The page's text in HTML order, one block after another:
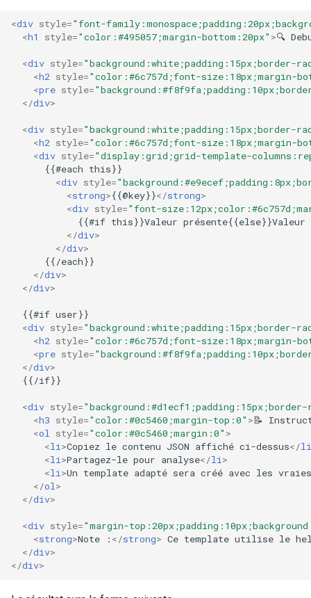
<div style="font-
<h1 style="color:#495057;margin-bottom:20px" >🔍
<div style="background:white;padding:15px;border-
<h2 style="color:#6c757d;font-size:18px;margin-
<pre style=
</div>
<div style="background:white;padding:15px;border-
<h2 style="color:#6c757d;font-size:18px;margin-
<div style="display:grid;grid-template-
      {{#each this}}
<div style=
<strong>{{@key}}</strong>
<div style="font-
{{#if this}}Valeur présente{{else}}Valeur
</div>
</div>
      {{/each}}
</div>
</div>
  {{#if user}}
<div style="background:white;padding:15px;border-
<h2 style="color:#6c757d;font-size:18px;margin-
<pre style=
</div>
  {{/if}}
<div style=
<h3 style="color:#0c5460;margin-top:0" >📝
<ol style="color:#0c5460;margin:0" >
<li>Copiez le contenu JSON affiché ci-dessus</li
<li>Partagez-le pour analyse</li>
<li>Un template adapté sera créé avec les
</ol>
</div>
<div style="margin-
<strong>Note : </strong> Ce template utilise le
</div>
</div>